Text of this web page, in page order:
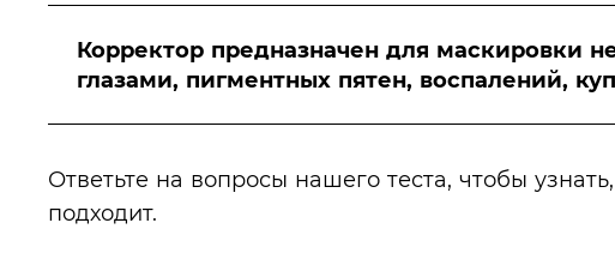
Корректор предназначен для маскировки
глазами, пигментных пятен, воспалений,
Ответьте на вопросы нашего теста, чтобы
подходит.